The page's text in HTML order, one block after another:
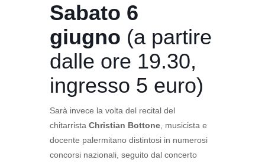
Sabato 6
giugno (a partire
dalle ore 19.30,
ingresso 5 euro)
Sarà invece la volta del recital del
chitarrista Christian Bottone , musicista e
docente palermitano distintosi in numerosi
concorsi nazionali, seguito dal concerto